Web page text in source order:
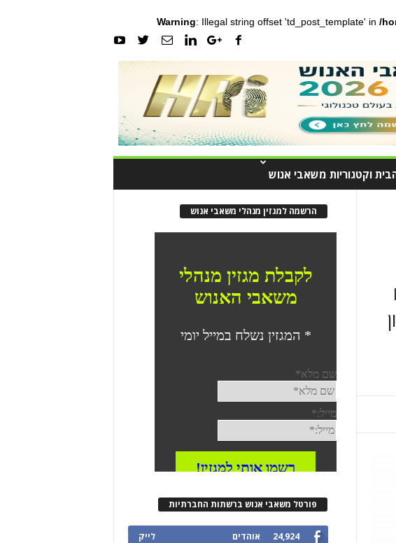
Warning: Illegal string offset 'td_post_template' in /
וקטגוריות משאבי אנוש
הרשמה למגזין מנהלי משאבי אנוש
פורטל משאבי אנוש ברשתות החברתיות
24,924 אוהדים לייק